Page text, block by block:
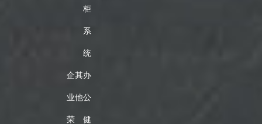
柜
系
统
企
业
荣
其
他
办
公
健